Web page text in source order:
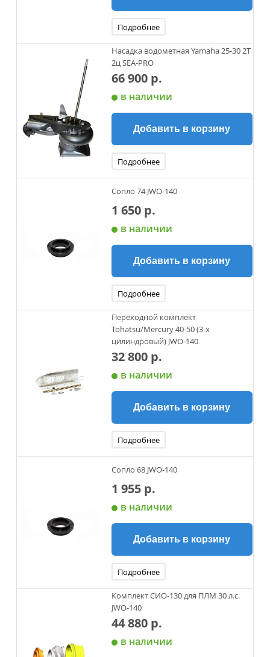
Подробнее
Насадка водометная Yamaha 25-30 2Т
2ц SEA-PRO
66 900 р.
в наличии
Добавить в корзину
Подробнее
Сопло 74 JWO-140
1 650 р.
в наличии
Добавить в корзину
Подробнее
Переходной комплект
Tohatsu/Mercury 40-50 (3-х
цилиндровый) JWO-140
32 800 р.
в наличии
Добавить в корзину
Подробнее
Сопло 68 JWO-140
1 955 р.
в наличии
Добавить в корзину
Подробнее
Комплект СИО-130 для ПЛМ 30 л.с.
JWO-140
44 880 р.
в наличии